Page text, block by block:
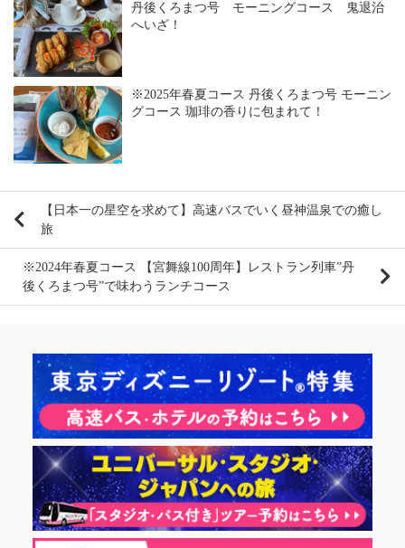
丹後くろまつ号 モーニングコース 鬼退治
へいざ！
※2025年春夏コース 丹後くろまつ号 モーニン
グコース 珈琲の香りに包まれて！
【日本一の星空を求めて】高速バスでいく昼神温泉での癒し
旅
※2024年春夏コース 【宮舞線100周年】レストラン列車”丹
後くろまつ号”で味わうランチコース